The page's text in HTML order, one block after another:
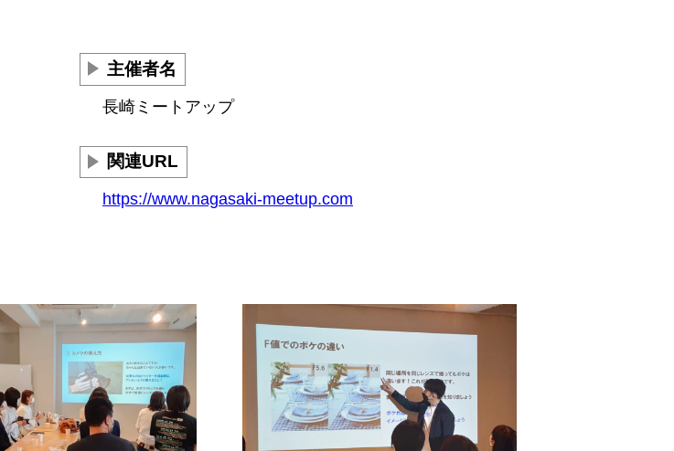
主催者名
長崎ミートアップ
関連URL
https://www.nagasaki-meetup.com